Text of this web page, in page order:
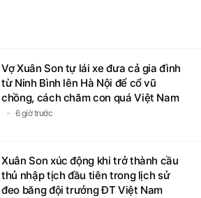
Vợ Xuân Son tự lái xe đưa cả gia đình
từ Ninh Bình lên Hà Nội để cổ vũ
chồng, cách chăm con quá Việt Nam
6 giờ trước
Xuân Son xúc động khi trở thành cầu
thủ nhập tịch đầu tiên trong lịch sử
đeo băng đội trưởng ĐT Việt Nam